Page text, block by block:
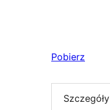
Pobierz
Szczegóły